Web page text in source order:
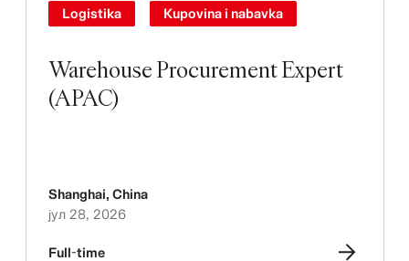
Warehouse Procurement Expert
(APAC)
Logistika Kupovina i nabavka
Shanghai, China
јул 28, 2026
Full-time